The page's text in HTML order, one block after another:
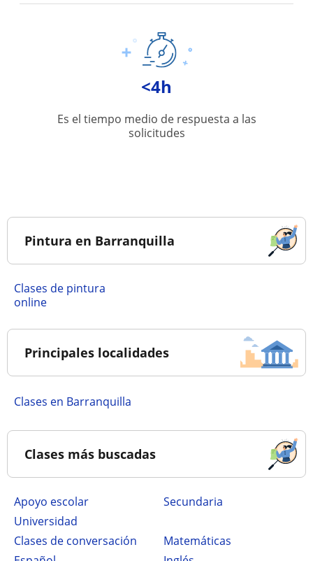
<4h
Es el tiempo medio de respuesta a las
solicitudes
Pintura en Barranquilla
Clases de pintura
online
Principales localidades
Clases en Barranquilla
Clases más buscadas
Apoyo escolar
secundaria
Universidad
Clases de conversación
Matemáticas